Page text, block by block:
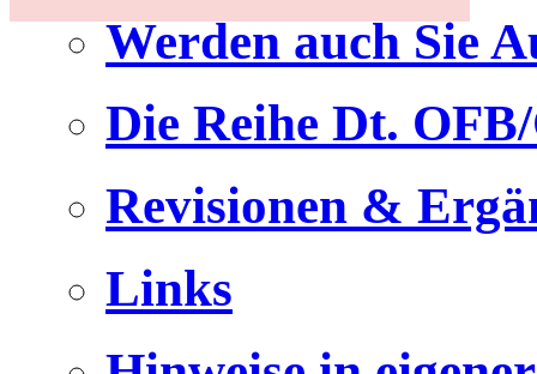
Werden auch Sie
Die Reihe Dt.
Revisionen &
Links